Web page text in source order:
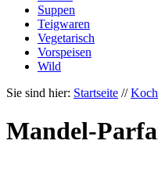
Suppen
Teigwaren
Vegetarisch
Vorspeisen
Wild
Sie sind hier: Startseite //
Mandel-